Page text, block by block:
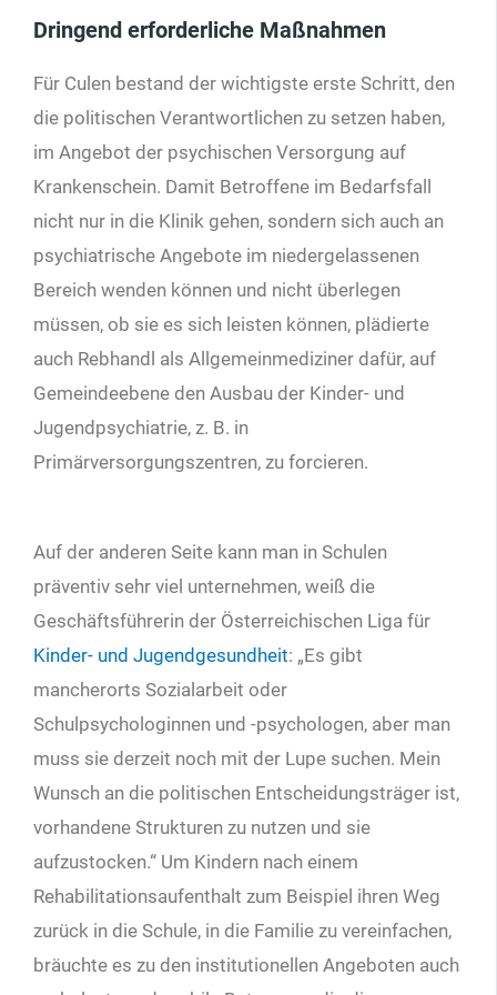
Dringend erforderliche Maßnahmen
Für Culen bestand der wichtigste erste Schritt, den
die politischen Verantwortlichen zu setzen haben,
im Angebot der psychischen Versorgung auf
Krankenschein. Damit Betroffene im Bedarfsfall
nicht nur in die Klinik gehen, sondern sich auch an
psychiatrische Angebote im niedergelassenen
Bereich wenden können und nicht überlegen
müssen, ob sie es sich leisten können, plädierte
auch Rebhandl als Allgemeinmediziner dafür, auf
Gemeindeebene den Ausbau der Kinder- und
Jugendpsychiatrie, z. B. in
Primärversorgungszentren, zu forcieren.
Auf der anderen Seite kann man in Schulen
präventiv sehr viel unternehmen, weiß die
Geschäftsführerin der Österreichischen Liga für
Kinder- und Jugendgesundheit: „Es gibt
mancherorts Sozialarbeit oder
Schulpsychologinnen und -psychologen, aber man
muss sie derzeit noch mit der Lupe suchen. Mein
Wunsch an die politischen Entscheidungsträger ist,
vorhandene Strukturen zu nutzen und sie
aufzustocken.“ Um Kindern nach einem
Rehabilitationsaufenthalt zum Beispiel ihren Weg
zurück in die Schule, in die Familie zu vereinfachen,
bräuchte es zu den institutionellen Angeboten auch